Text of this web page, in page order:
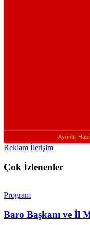
Ayrıntılı
Reklam İletişim
Çok İzlenenler
Program
Baro Başkanı ve İl